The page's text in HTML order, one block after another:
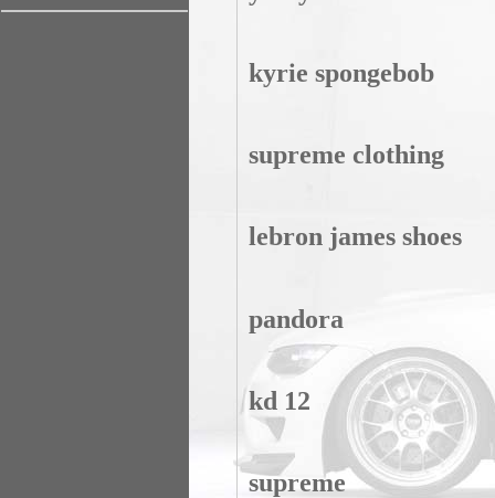
kyrie spongebob
supreme clothing
lebron james shoes
pandora
kd 12
supreme